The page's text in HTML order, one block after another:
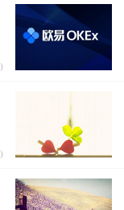
)
)